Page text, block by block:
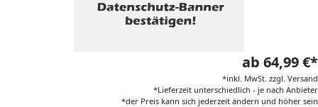
ab 64,99 €*
*inkl. MwSt. zzgl. Versand
*Lieferzeit unterschiedlich - je nach Anbieter
*der Preis kann sich jederzeit ändern und höher sein